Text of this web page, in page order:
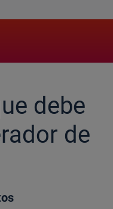
debe
de